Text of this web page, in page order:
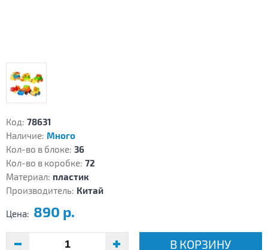
Код: 78631
Наличие: Много
Кол-во в блоке: 36
Кол-во в коробке: 72
Материал: пластик
Производитель: Китай
Цена: 890 р.
В КОРЗИНУ